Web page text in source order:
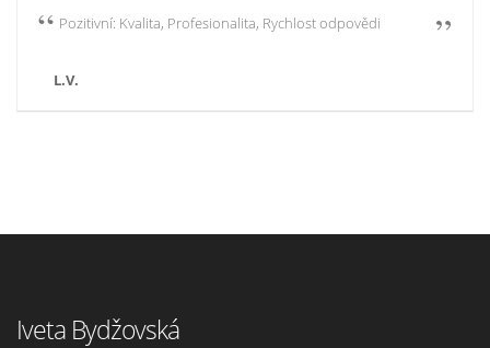
Pozitivní: Kvalita, Profesionalita, Rychlost odpovědi
L.V.
Iveta Bydžovská